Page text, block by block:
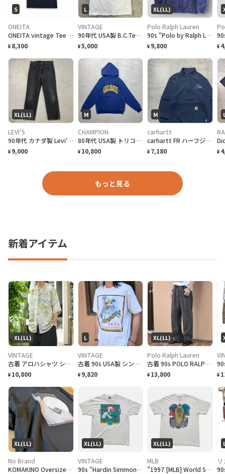
S
ONEITA
ONEITA vintage Tee シングルステッチ Tシャツ BOEING ボーイング
¥ 8,300
L
VINTAGE
90年代 USA製 B.C.Tee celebrate アートプリントTシャツ メンズL相当 古着 90s VINTAGE ヴィンテージ カナダ BC州 100周年記念 シングルステッチ 白色
¥5,000
XL(LL)
Polo Ralph Lauren
90s "Polo by Ralph Lauren" Reversible Hoodie Jacket ポロ ラルフローレン リバーシブル ジャケット[XL]
¥ 9,800 ¥
XL(LL)
LEVI'S
90年代 カナダ製 Levi's リーバイス 516 ブラックデニムパンツ ストレート メンズW36 古着 90s ヴィンテージ VINTAGE 後染め グレーデニム フェードブラック 黒
¥ 9,000
M
CHAMPION
80年代 USA製 トリコタグ Champion チャンピオン OAK GROVE カレッジプリント スウェットパーカー メンズM相当 古着 80s ヴィンテージ VINTAGE 紺色
¥ 10,800
M
carhartt
carhartt FR ハーフジップ 刺繍企業ロゴ ネイビー スウェット
¥ 7,180 ¥
もっと見る
新着アイテム
XL(LL)
VINTAGE
古着 アロハシャツ シルクシャツ レーヨンシャツ 柄シャツ 総柄シャツ
¥ 10,800
L
VINTAGE
古着 90s USA製 シングルステッチ ビール プロモーション Tシャツ
¥ 9,820
XL(LL)
Polo Ralph Lauren
古着 90s POLO RALPH LAUREN 先染め ブラックデニム デニム
¥ 13,800 ¥
XL(LL)
No Brand
KOMAKINO Oversized T-Shirt
XL(LL)
VINTAGE
90s "Hardin Simmons University Cowboy Baseball" T-Shirt ハーディン シモンズ大学 カウボーイズベースボール Tシャツ [XL]
XL(LL)
MLB
"1997 [MLB] World Series Cleveland Indians vs Florida Marlins" T-Shirt [XL]